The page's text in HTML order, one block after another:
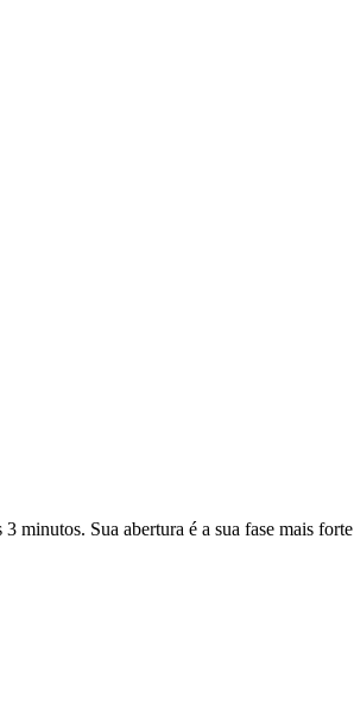
minutos. Sua abertura é a sua fase mais forte